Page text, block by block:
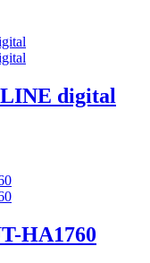
digital
HA1760